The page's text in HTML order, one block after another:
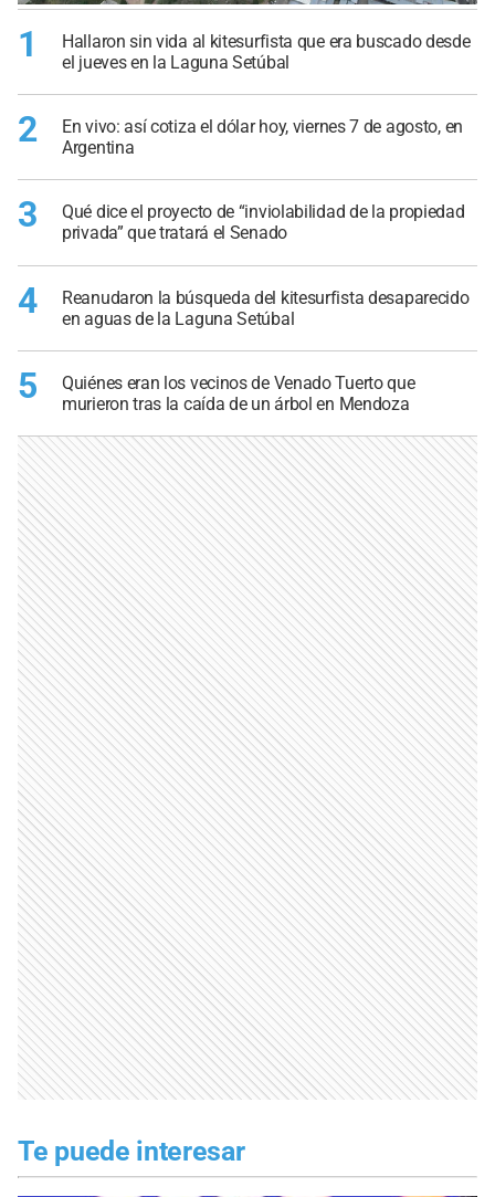
1
Hallaron sin vida al kitesurfista que era buscado desde
el jueves en la Laguna Setúbal
2
En vivo: así cotiza el dólar hoy, viernes 7 de agosto, en
Argentina
3
Qué dice el proyecto de “inviolabilidad de la propiedad
privada” que tratará el Senado
4
Reanudaron la búsqueda del kitesurfista desaparecido
en aguas de la Laguna Setúbal
5
Quiénes eran los vecinos de Venado Tuerto que
murieron tras la caída de un árbol en Mendoza
Te puede interesar